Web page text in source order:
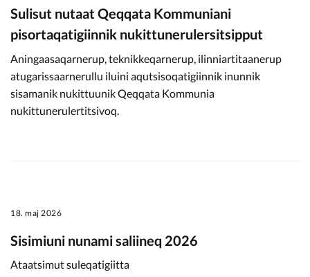
Sulisut nutaat Qeqqata Kommuniani
pisortaqatigiinnik nukittunerulersitsipput
Aningaasaqarnerup, teknikkeqarnerup, ilinniartitaanerup
atugarissaarnerullu iluini aqutsisoqatigiinnik inunnik
sisamanik nukittuunik Qeqqata Kommunia
nukittunerulertitsivoq.
18. maj 2026
Sisimiuni nunami saliineq 2026
Ataatsimut suleqatigiitta